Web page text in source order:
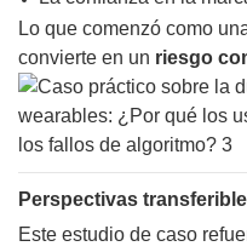
Lo que comenzó como
convierte en un riesgo
Perspectivas
Este estudio de caso